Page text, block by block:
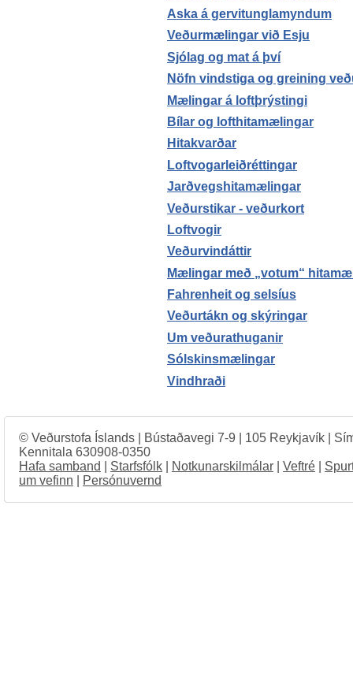
Aska á gervitunglamyndum
Veðurmælingar við Esju
Sjólag og mat á því
Nöfn vindstiga og greining
Mælingar á loftþrýstingi
Bílar og lofthitamælingar
Hitakvarðar
Loftvogarleiðréttingar
Jarðvegshitamælingar
Veðurstikar - veðurkort
Loftvogir
Veðurvindáttir
Mælingar með „votum“
Fahrenheit og selsíus
Veðurtákn og skýringar
Um veðurathuganir
Sólskinsmælingar
Vindhraði
© Veðurstofa Íslands | Bústaðavegi 7-9 | 105 Reykjavík |
Kennitala 630908-0350
Hafa samband
Starfsfólk Notkunarskilmálar Veftré
um vefinn
Persónuvernd